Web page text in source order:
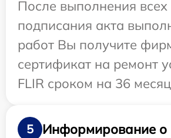
После выполнения всех
подписания акта
работ Вы получите
сертификат на ремонт
FLIR сроком на 36
5
Информирование о